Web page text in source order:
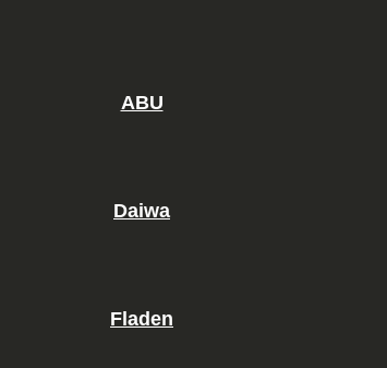
ABU
Daiwa
Fladen